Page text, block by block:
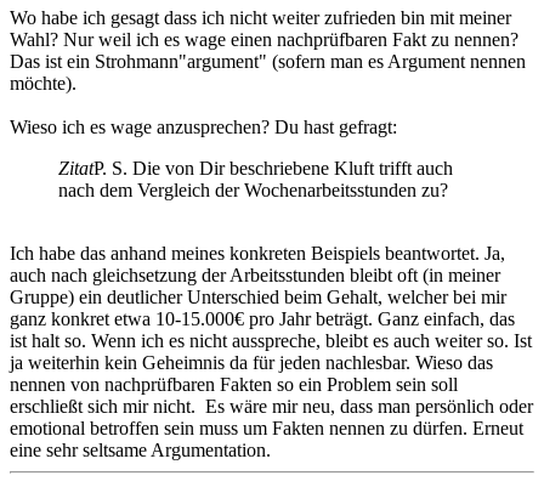
Wo habe ich gesagt dass ich nicht weiter zufrieden bin mit meiner
Wahl? Nur weil ich es wage einen nachprüfbaren Fakt zu nennen?
Das ist ein Strohmann"argument" (sofern man es Argument nennen
möchte).
Wieso ich es wage anzusprechen? Du hast gefragt:
ZitatP. S. Die von Dir beschriebene Kluft trifft auch
nach dem Vergleich der Wochenarbeitsstunden zu?
Ich habe das anhand meines konkreten Beispiels beantwortet. Ja,
auch nach gleichsetzung der Arbeitsstunden bleibt oft (in meiner
Gruppe) ein deutlicher Unterschied beim Gehalt, welcher bei mir
ganz konkret etwa 10-15.000€ pro Jahr beträgt. Ganz einfach, das
ist halt so. Wenn ich es nicht ausspreche, bleibt es auch weiter so. Ist
ja weiterhin kein Geheimnis da für jeden nachlesbar. Wieso das
nennen von nachprüfbaren Fakten so ein Problem sein soll
erschließt sich mir nicht. Es wäre mir neu, dass man persönlich oder
emotional betroffen sein muss um Fakten nennen zu dürfen. Erneut
eine sehr seltsame Argumentation.